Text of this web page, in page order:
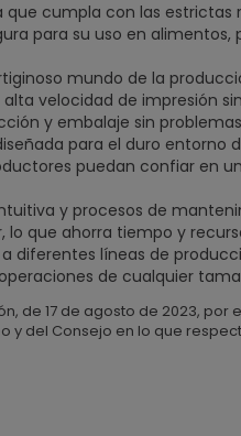
cumpla con las estrictas
para su uso en alimentos,
mundo de la
velocidad de impresión
y embalaje sin
para el duro entorno
puedan confiar en
y procesos de
que ahorra tiempo y
diferentes líneas de
de cualquier
de 17 de agosto de 2023, por
y del Consejo en lo que